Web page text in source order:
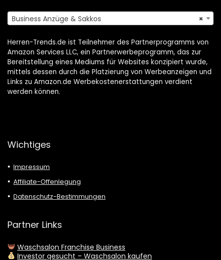
×
Business Anzüge & Sakkos
Herren-Trends.de ist Teilnehmer des Partnerprogramms von
Amazon Services LLC, ein Partnerwerbeprogramm, das zur
Bereitstellung eines Mediums für Websites konzipiert wurde,
mittels dessen durch die Platzierung von Werbeanzeigen und
Links zu Amazon.de Werbekostenerstattungen verdient
werden können.
Wichtiges
Impressum
Affiliate-Offenlegung
Datenschutz-Bestimmungen
Partner Links
Waschsalon Franchise Business
Investor gesucht – Waschsalon kaufen